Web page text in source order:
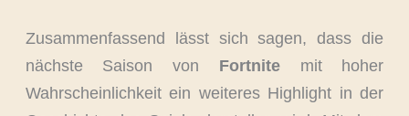
Zusammenfassend lässt sich sagen, dass die
nächste Saison von Fortnitemit hoher
Wahrscheinlichkeit ein weiteres Highlight in der